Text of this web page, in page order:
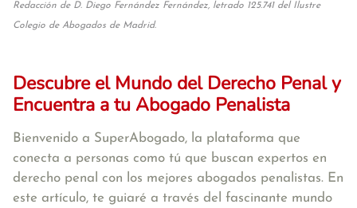
Redacción de D. Diego Fernández Fernández, letrado 125.741 del Ilustre
Colegio de Abogados de Madrid.
Descubre el Mundo del Derecho Penal y
Encuentra a tu Abogado Penalista
Bienvenido a SuperAbogado, la plataforma que
conecta a personas como tú que buscan expertos en
derecho penal con los mejores abogados penalistas. En
este artículo, te guiaré a través del fascinante mundo